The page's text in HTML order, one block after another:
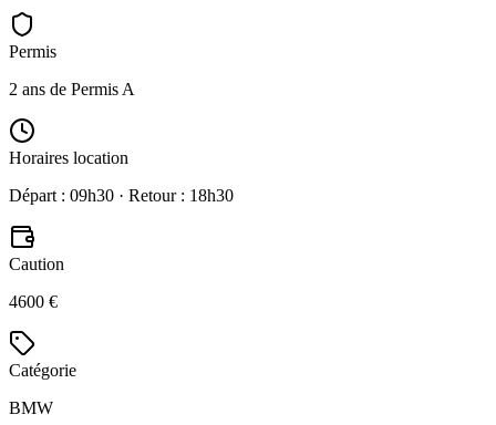
Permis
2 ans de Permis A
Horaires location
Départ : 09h30 · Retour : 18h30
Caution
4600 €
Catégorie
BMW